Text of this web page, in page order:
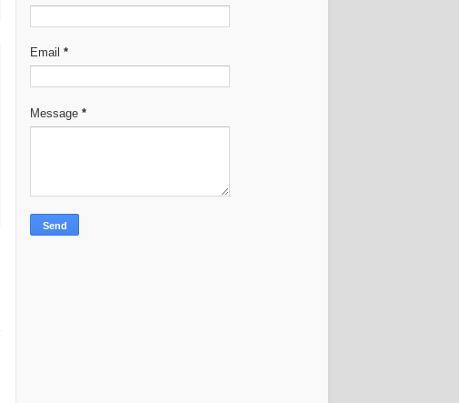
Email *
Message *